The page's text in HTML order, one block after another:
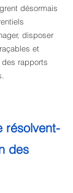
désormais
disposer
et
rapports
résolvent-
des